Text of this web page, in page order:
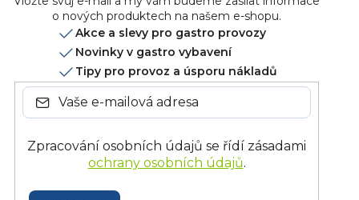
o nových produktech na našem e-shopu.
Akce a slevy pro gastro provozy
Novinky v gastro vybavení
Tipy pro provoz a úsporu nákladů
Zpracování osobních údajů se řídí zásadami
ochrany osobních údajů.